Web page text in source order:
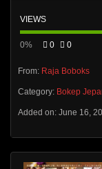
VIEWS
0% 0 0
From: Raja Boboks
Category: Bokep
Added on: June 16,